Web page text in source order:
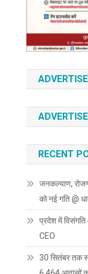
RECENT
जनकल्याण,
को नई गति @
प्रदेश में
CEO
30 सितंबर तक